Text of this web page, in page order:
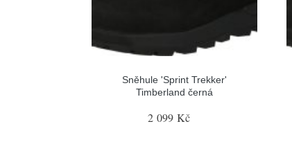
Sněhule 'Sprint Trekker'
Timberland černá
2 099 Kč